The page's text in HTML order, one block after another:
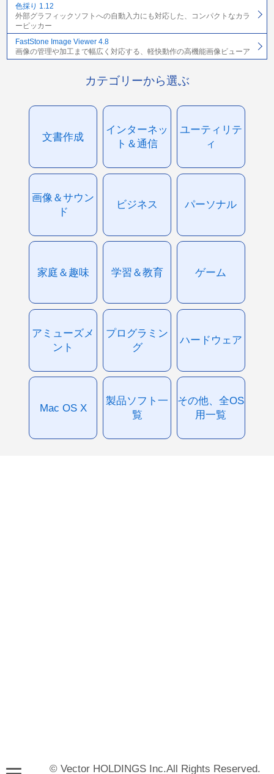
色採り 1.12
外部グラフィックソフトへの自動入力にも対応した、コンパクトなカラ
ーピッカー
FastStone Image Viewer 4.8
画像の管理や加工まで幅広く対応する、軽快動作の高機能画像ビューア
カテゴリーから選ぶ
文書作成
インターネッ
ト＆通信
ユーティリテ
ィ
画像＆サウン
ド
ビジネス パーソナル
家庭＆趣味 学習＆教育 ゲーム
アミューズメ
ント
プログラミン
グ
ハードウェア
Mac OS X
製品ソフト一
覧
その他、全OS
用一覧
© Vector HOLDINGS Inc.All Rights Reserved.